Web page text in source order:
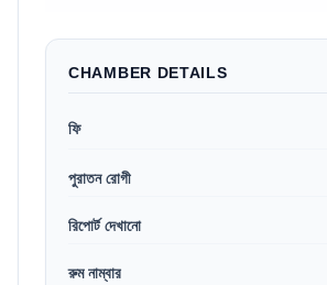
CHAMBER DETAILS
ফি
পুরাতন রোগী
রিপোর্ট দেখানো
রুম নাম্বার